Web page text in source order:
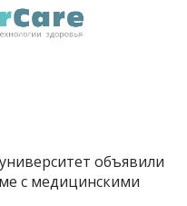
объявили
с медицинскими